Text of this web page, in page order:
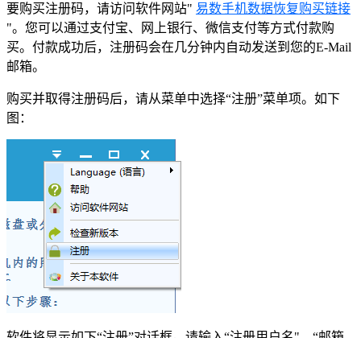
要购买注册码，请访问软件网站" 易数手机数据恢复购买链接
"。您可以通过支付宝、网上银行、微信支付等方式付款购
买。付款成功后，注册码会在几分钟内自动发送到您的E-Mail
邮箱。
购买并取得注册码后，请从菜单中选择“注册”菜单项。如下
图：